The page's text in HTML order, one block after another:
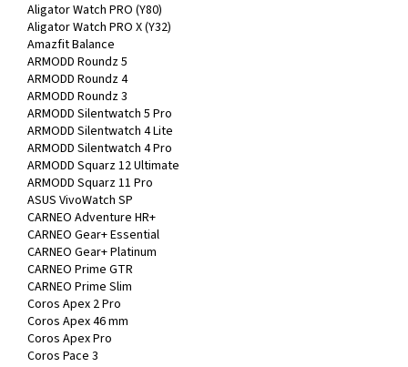
Aligator Watch PRO (Y80)
Aligator Watch PRO X (Y32)
Amazfit Balance
ARMODD Roundz 5
ARMODD Roundz 4
ARMODD Roundz 3
ARMODD Silentwatch 5 Pro
ARMODD Silentwatch 4 Lite
ARMODD Silentwatch 4 Pro
ARMODD Squarz 12 Ultimate
ARMODD Squarz 11 Pro
ASUS VivoWatch SP
CARNEO Adventure HR+
CARNEO Gear+ Essential
CARNEO Gear+ Platinum
CARNEO Prime GTR
CARNEO Prime Slim
Coros Apex 2 Pro
Coros Apex 46 mm
Coros Apex Pro
Coros Pace 3